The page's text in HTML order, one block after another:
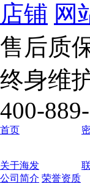
店铺 网
售后质
终身维
400-
首页
关于海发
公司简介 荣誉资质